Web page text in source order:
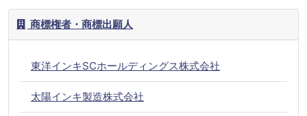
商標権者・商標出願人
東洋インキSCホールディングス株式会社
太陽インキ製造株式会社